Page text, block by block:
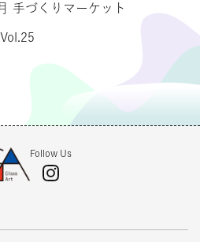
手づくりマーケット
Follow Us